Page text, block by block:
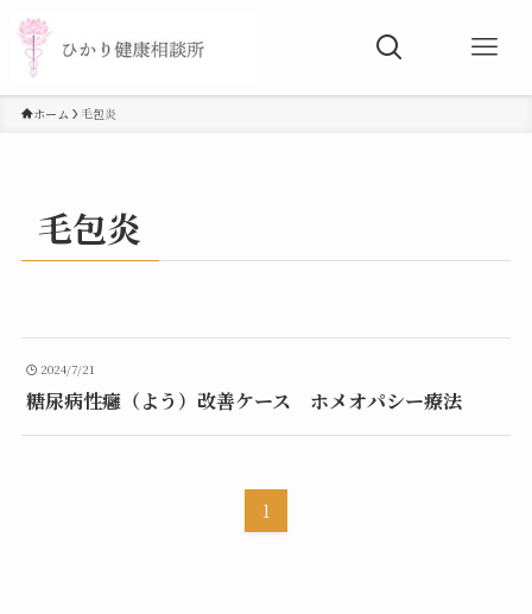
ホーム 毛包炎
毛包炎
2024/7/21
糖尿病性癰（よう）改善ケース ホメオパシー療法
1